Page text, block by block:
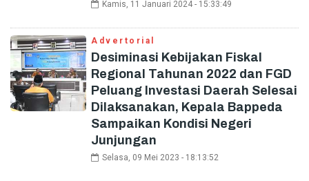
Kamis, 11 Januari 2024 - 15:33:49
Advertorial
Desiminasi Kebijakan Fiskal
Regional Tahunan 2022 dan FGD
Peluang Investasi Daerah Selesai
Dilaksanakan, Kepala Bappeda
Sampaikan Kondisi Negeri
Junjungan
Selasa, 09 Mei 2023 - 18:13:52